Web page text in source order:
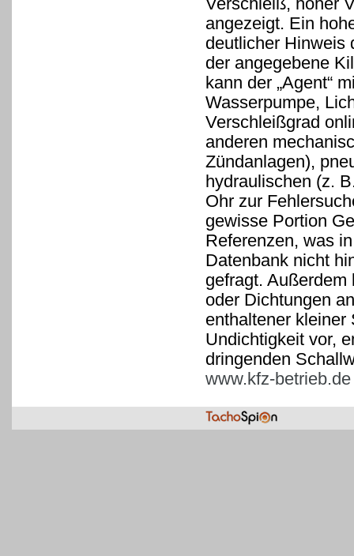
angezeigt. Ein
deutlicher Hinweis
der angegebene
kann der „Agent“
Wasserpumpe,
Verschleißgrad
anderen
Zündanlagen),
hydraulischen (z.
Ohr zur
gewisse Portion
Referenzen, was
Datenbank nicht
gefragt.
oder Dichtungen
enthaltener kleiner
Undichtigkeit vor,
dringenden
www.kfz-betrieb.de